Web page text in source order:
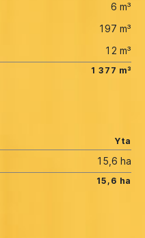
6 m³
197 m³
12 m³
1 377 m³
Yta
15,6 ha
15,6 ha